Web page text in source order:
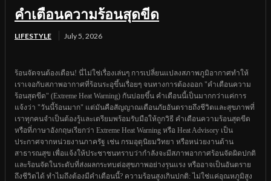
คำเตือนความร้อนสุดขีด
LIFESTYLE July 5, 2026
ร้อนจัดจนต้องเตือน! นี่ไม่ใช่เรื่องเล่นๆ การเปลี่ยนแปลงสภาพภูมิอากาศทำให้
เราเจอกับสภาพอากาศที่ร้อนระอุขึ้นเรื่อยๆ จนทางการต้องออก "คำเตือนความ
ร้อนสุดขีด" (Extreme Heat Warning) กันบ่อยขึ้น คำเตือนนี้เป็นมากกว่าแค่การ
แจ้งว่า "วันนี้ร้อนมาก" แต่มันคือสัญญาณเตือนภัยอันตรายถึงชีวิตและสุขภาพที่
เราทุกคนจำเป็นต้องรู้และเตรียมพร้อมรับมือให้ถูกวิธี คำเตือนความร้อนสุดขีด
หรือที่ภาษาอังกฤษเรียกว่า Extreme Heat Warning หรือ Heat Advisory เป็น
ประกาศจากหน่วยงานภาครัฐ เช่น กรมอุตุนิยมวิทยา หรือหน่วยงานด้าน
สาธารณสุข เพื่อแจ้งให้ประชาชนทราบว่ากำลังจะมีสภาพอากาศร้อนจัดผิดปกติ
และร้อนจัดในระดับที่ส่งผลกระทบต่อสุขภาพอย่างรุนแรง หรืออาจเป็นอันตราย
ถึงชีวิตได้ ทำไมถึงต้องมีคำเตือนนี้? ความร้อนสูงเกินปกติ: ไม่ใช่แค่อุณหภูมิสูง